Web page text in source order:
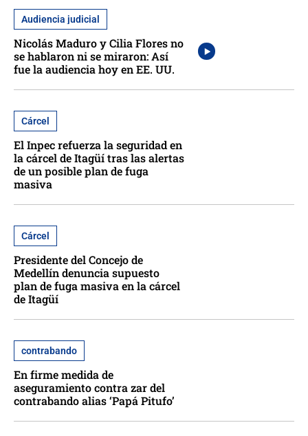
Audiencia judicial
Nicolás Maduro y Cilia Flores no
se hablaron ni se miraron: Así
fue la audiencia hoy en EE. UU.
Cárcel
El Inpec refuerza la seguridad en
la cárcel de Itagüí tras las alertas
de un posible plan de fuga
masiva
Cárcel
Presidente del Concejo de
Medellín denuncia supuesto
plan de fuga masiva en la cárcel
de Itagüí
contrabando
En firme medida de
aseguramiento contra zar del
contrabando alias ‘Papá Pitufo’